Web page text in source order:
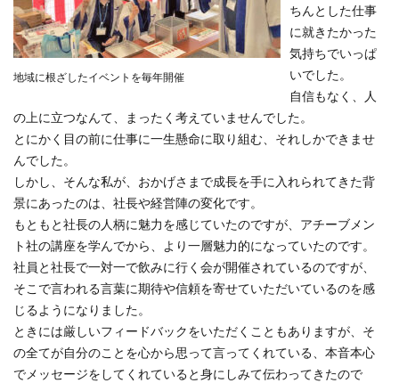
地域に根ざしたイベントを毎年開催
ちんとした仕事
に就きたかった
気持ちでいっぱ
いでした。
自信もなく、人
の上に立つなんて、まったく考えていませんでした。
とにかく目の前に仕事に一生懸命に取り組む、それしかできませ
んでした。
しかし、そんな私が、おかげさまで成長を手に入れられてきた背
景にあったのは、社長や経営陣の変化です。
もともと社長の人柄に魅力を感じていたのですが、アチーブメン
ト社の講座を学んでから、より一層魅力的になっていたのです。
社員と社長で一対一で飲みに行く会が開催されているのですが、
そこで言われる言葉に期待や信頼を寄せていただいているのを感
じるようになりました。
ときには厳しいフィードバックをいただくこともありますが、そ
の全てが自分のことを心から思って言ってくれている、本音本心
でメッセージをしてくれていると身にしみて伝わってきたので